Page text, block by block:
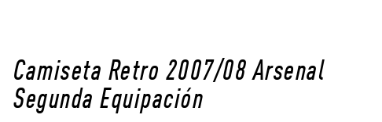
Camiseta Retro 2007/08 Arsenal
Segunda Equipación